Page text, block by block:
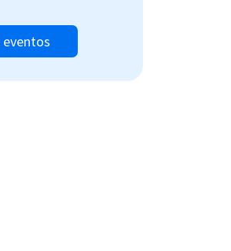
eventos